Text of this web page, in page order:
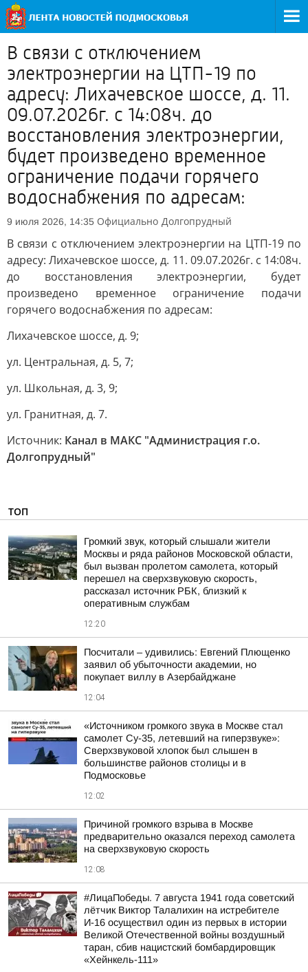
В связи с отключением
электроэнергии на ЦТП-19 по
адресу: Лихачевское шоссе, д. 11.
09.07.2026г. с 14:08ч. до
восстановления электроэнергии,
будет произведено временное
ограничение подачи горячего
водоснабжения по адресам:
9 июля 2026, 14:35 Официально Долгопрудный
В связи с отключением электроэнергии на ЦТП-19 по
адресу: Лихачевское шоссе, д. 11. 09.07.2026г. с 14:08ч.
до восстановления электроэнергии, будет
произведено временное ограничение подачи
горячего водоснабжения по адресам:
Лихачевское шоссе, д. 9;
ул. Центральная, д. 5, 7;
ул. Школьная, д. 3, 9;
ул. Гранитная, д. 7.
Источник: Канал в МАКС "Администрация г.о.
Долгопрудный"
ТОП
Громкий звук, который слышали жители
Москвы и ряда районов Московской области,
был вызван пролетом самолета, который
перешел на сверхзвуковую скорость,
рассказал источник РБК, близкий к
оперативным службам
12:20
Посчитали – удивились: Евгений Плющенко
заявил об убыточности академии, но
покупает виллу в Азербайджане
12:04
«Источником громкого звука в Москве стал
самолет Су-35, летевший на гиперзвуке»:
Сверхзвуковой хлопок был слышен в
большинстве районов столицы и в
Подмосковье
12:02
Причиной громкого взрыва в Москве
предварительно оказался переход самолета
на сверхзвуковую скорость
12:08
#ЛицаПобеды. 7 августа 1941 года советский
лётчик Виктор Талалихин на истребителе
И-16 осуществил один из первых в истории
Великой Отечественной войны воздушный
таран, сбив нацистский бомбардировщик
«Хейнкель-111»